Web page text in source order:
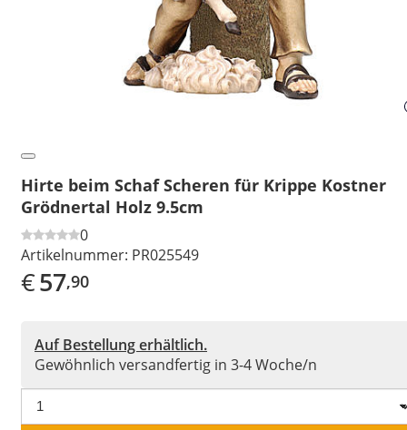
Hirte beim Schaf Scheren für Krippe Kostner
Grödnertal Holz 9.5cm
0
Artikelnummer: PR025549
€57,90
Auf Bestellung erhältlich.
Gewöhnlich versandfertig in 3-4 Woche/n